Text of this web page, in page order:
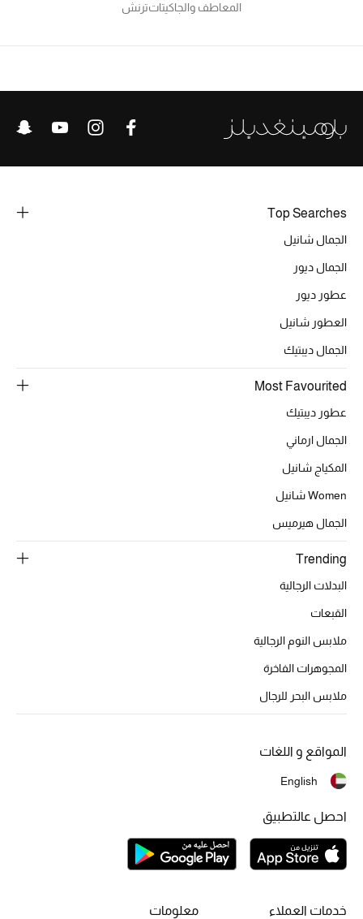
الجمال في بلوميز
أبرز الماركات
عطور الربيع
عرض جميع المنتجات
الهدايا
الموسم الجديد
ركن أناقة المنتجعات
حصريًا عبر الإنترنت
دليل مستلزمات الرجال
جميع الإكسسورات الرجالية
المعاطف والجاكيتاتترنش
Top Searches
الجمال شانيل
الجمال ديور
عطور ديور
العطور شانيل
الجمال ديبتيك
Most Favourited
عطور ديبتيك
الجمال ارماني
المكياج شانيل
Women شانيل
الجمال هيرميس
Trending
البدلات الرجالية
القبعات
ملابس النوم الرجالية
المجوهرات الفاخرة
ملابس البحر للرجال
خدمات العملاء معلومات
المواقع و اللغات
English
احصل عالتطبيق